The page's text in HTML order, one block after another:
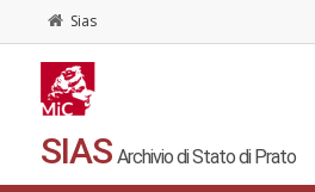
Sias
SIAS Archivio di Stato di Prato